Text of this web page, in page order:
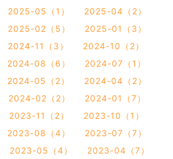
2025-05（1）
2025-04（2）
2025-02（5）
2025-01（3）
2024-11（3）
2024-10（2）
2024-08（6）
2024-07（1）
2024-05（2）
2024-04（2）
2024-02（2）
2024-01（7）
2023-11（2）
2023-10（1）
2023-08（4）
2023-07（7）
2023-05（4）
2023-04（7）